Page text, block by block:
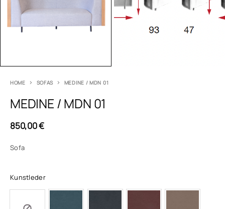
HOME SOFAS MEDINE / MDN 01
MEDINE / MDN 01
850,00€
Sofa
Kunstleder